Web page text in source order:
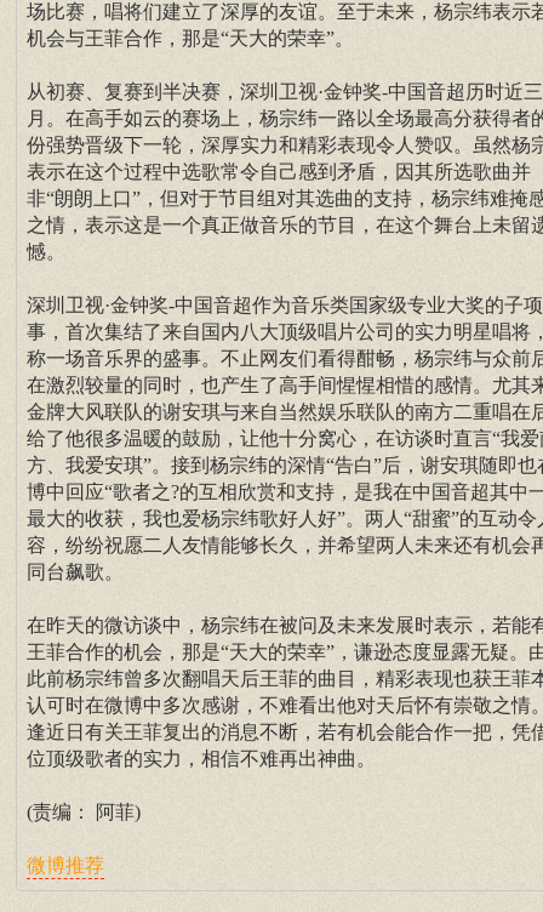
场比赛，唱将们建立了深厚的友谊。至于未来，杨宗纬表示
机会与王菲合作，那是“天大的荣幸”。
从初赛、复赛到半决赛，深圳卫视·金钟奖-中国音超历时近
月。在高手如云的赛场上，杨宗纬一路以全场最高分获得者
份强势晋级下一轮，深厚实力和精彩表现令人赞叹。虽然杨
表示在这个过程中选歌常令自己感到矛盾，因其所选歌曲并
非“朗朗上口”，但对于节目组对其选曲的支持，杨宗纬难掩
之情，表示这是一个真正做音乐的节目，在这个舞台上未留
憾。
深圳卫视·金钟奖-中国音超作为音乐类国家级专业大奖的子
事，首次集结了来自国内八大顶级唱片公司的实力明星唱将
称一场音乐界的盛事。不止网友们看得酣畅，杨宗纬与众前
在激烈较量的同时，也产生了高手间惺惺相惜的感情。尤其
金牌大风联队的谢安琪与来自当然娱乐联队的南方二重唱在
给了他很多温暖的鼓励，让他十分窝心，在访谈时直言“我爱
方、我爱安琪”。接到杨宗纬的深情“告白”后，谢安琪随即也
博中回应“歌者之?的互相欣赏和支持，是我在中国音超其中
最大的收获，我也爱杨宗纬歌好人好”。两人“甜蜜”的互动令
容，纷纷祝愿二人友情能够长久，并希望两人未来还有机会
同台飙歌。
在昨天的微访谈中，杨宗纬在被问及未来发展时表示，若能
王菲合作的机会，那是“天大的荣幸”，谦逊态度显露无疑。
此前杨宗纬曾多次翻唱天后王菲的曲目，精彩表现也获王菲
认可时在微博中多次感谢，不难看出他对天后怀有崇敬之情
逢近日有关王菲复出的消息不断，若有机会能合作一把，凭
位顶级歌者的实力，相信不难再出神曲。
(责编： 阿菲)
微博推荐